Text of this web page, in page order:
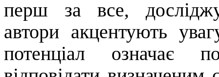
перш за все,
автори акцентують
потенціал означає